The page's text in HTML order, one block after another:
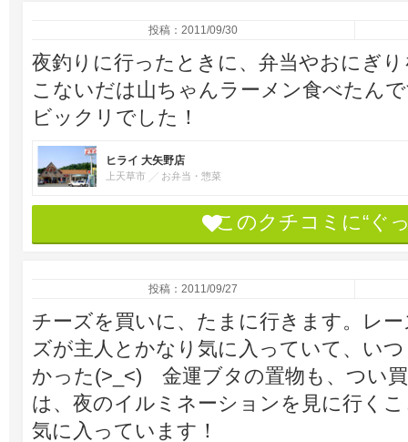
投稿：2011/09/30
夜釣りに行ったときに、弁当やおにぎ
こないだは山ちゃんラーメン食べたん
ビックリでした！
ヒライ 大矢野店
上天草市 お弁当・惣菜
このクチコミに“ぐ
投稿：2011/09/27
チーズを買いに、たまに行きます。レ
ズが主人とかなり気に入っていて、い
かった(>_<) 金運ブタの置物も、つい
は、夜のイルミネーションを見に行く
気に入っています！